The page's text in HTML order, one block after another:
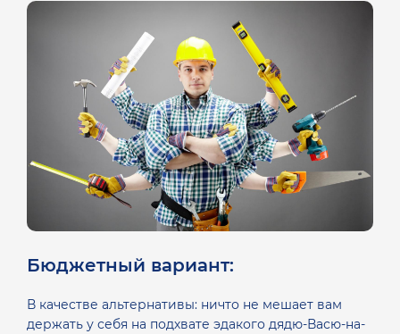
Бюджетный вариант:
В качестве альтернативы: ничто не мешает вам
держать у себя на подхвате эдакого дядю-Васю-на-